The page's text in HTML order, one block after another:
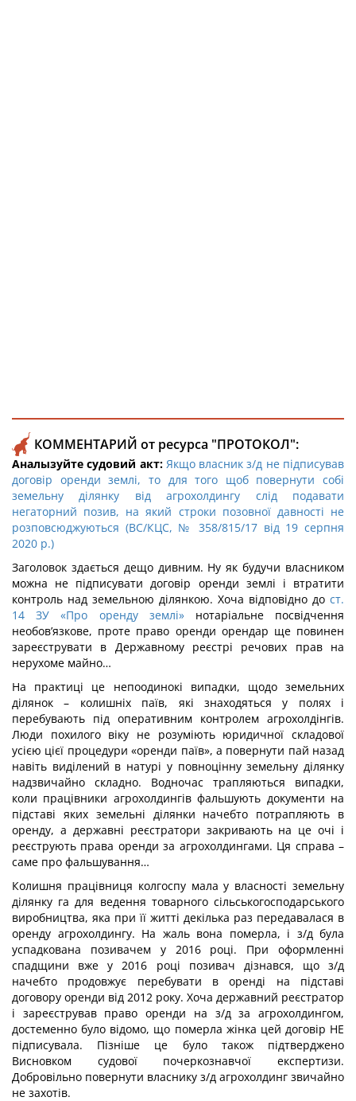
КОММЕНТАРИЙ от ресурса "ПРОТОКОЛ":
Аналызуйте судовий акт: Якщо власник з/д не підписував
договір оренди землі, то для того щоб повернути собі
земельну ділянку від агрохолдингу слід подавати
негаторний позив, на який строки позовної давності не
розповсюджуються (ВС/КЦС, № 358/815/17 від 19 серпня
2020 р.)
Заголовок здається дещо дивним. Ну як будучи власником
можна не підписувати договір оренди землі і втратити
контроль над земельною ділянкою. Хоча відповідно до ст.
14 ЗУ «Про оренду землі»нотаріальне посвідчення
необов’язкове, проте право оренди орендар ще повинен
зареєструвати в Державному реєстрі речових прав на
нерухоме майно…
На практиці це непоодинокі випадки, щодо земельних
ділянок – колишніх паїв, які знаходяться у полях і
перебувають під оперативним контролем агрохолдінгів.
Люди похилого віку не розуміють юридичної складової
усією цієї процедури «оренди паїв», а повернути пай назад
навіть виділений в натурі у повноцінну земельну ділянку
надзвичайно складно. Водночас трапляються випадки,
коли працівники агрохолдингів фальшують документи на
підставі яких земельні ділянки начебто потрапляють в
оренду, а державні реєстратори закривають на це очі і
реєструють права оренди за агрохолдингами. Ця справа –
саме про фальшування…
Колишня працівниця колгоспу мала у власності земельну
ділянку га для ведення товарного сільськогосподарського
виробництва, яка при її житті декілька раз передавалася в
оренду агрохолдингу. На жаль вона померла, і з/д була
успадкована позивачем у 2016 році. При оформленні
спадщини вже у 2016 році позивач дізнався, що з/д
начебто продовжує перебувати в оренді на підставі
договору оренди від 2012 року. Хоча державний реєстратор
і зареєстрував право оренди на з/д за агрохолдингом,
достеменно було відомо, що померла жінка цей договір НЕ
підписувала. Пізніше це було також підтверджено
Висновком судової почеркознавчої експертизи.
Добровільно повернути власнику з/д агрохолдинг звичайно
не захотів.